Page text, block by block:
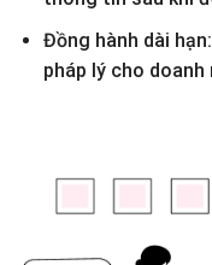
Đồng hành dài
pháp lý cho doanh